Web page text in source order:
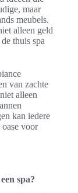
maar
meubels.
alleen geld
thuis spa
van zachte
alleen
kan iedere
voor
spa?